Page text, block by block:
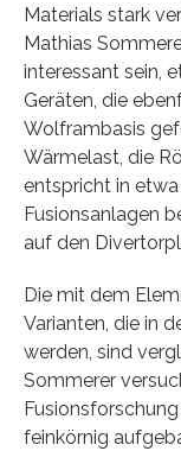
Materials stark
Mathias
interessant sein,
Geräten, die
Wolframbasis
Wärmelast, die
entspricht in
Fusionsanlagen
auf den
Die mit dem
Varianten, die in
werden, sind
Sommerer
feinkörnig